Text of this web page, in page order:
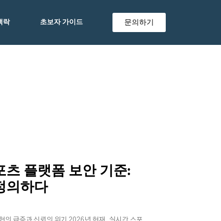
락 초보자 가이드 문의하기
츠 플랫폼 보안 기준:
의하다